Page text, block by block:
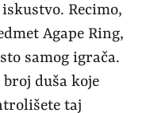
Recimo,
Agape Ring,
samog igrača.
duša koje
taj